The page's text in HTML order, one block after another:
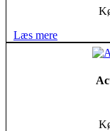
Læs mere